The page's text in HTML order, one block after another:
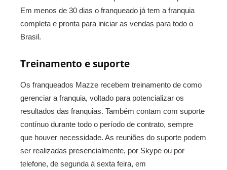
Em menos de 30 dias o franqueado já tem a franquia
completa e pronta para iniciar as vendas para todo o
Brasil.
Treinamento e suporte
Os franqueados Mazze recebem treinamento de como
gerenciar a franquia, voltado para potencializar os
resultados das franquias. Também contam com suporte
contínuo durante todo o período de contrato, sempre
que houver necessidade. As reuniões do suporte podem
ser realizadas presencialmente, por Skype ou por
telefone, de segunda à sexta feira, em